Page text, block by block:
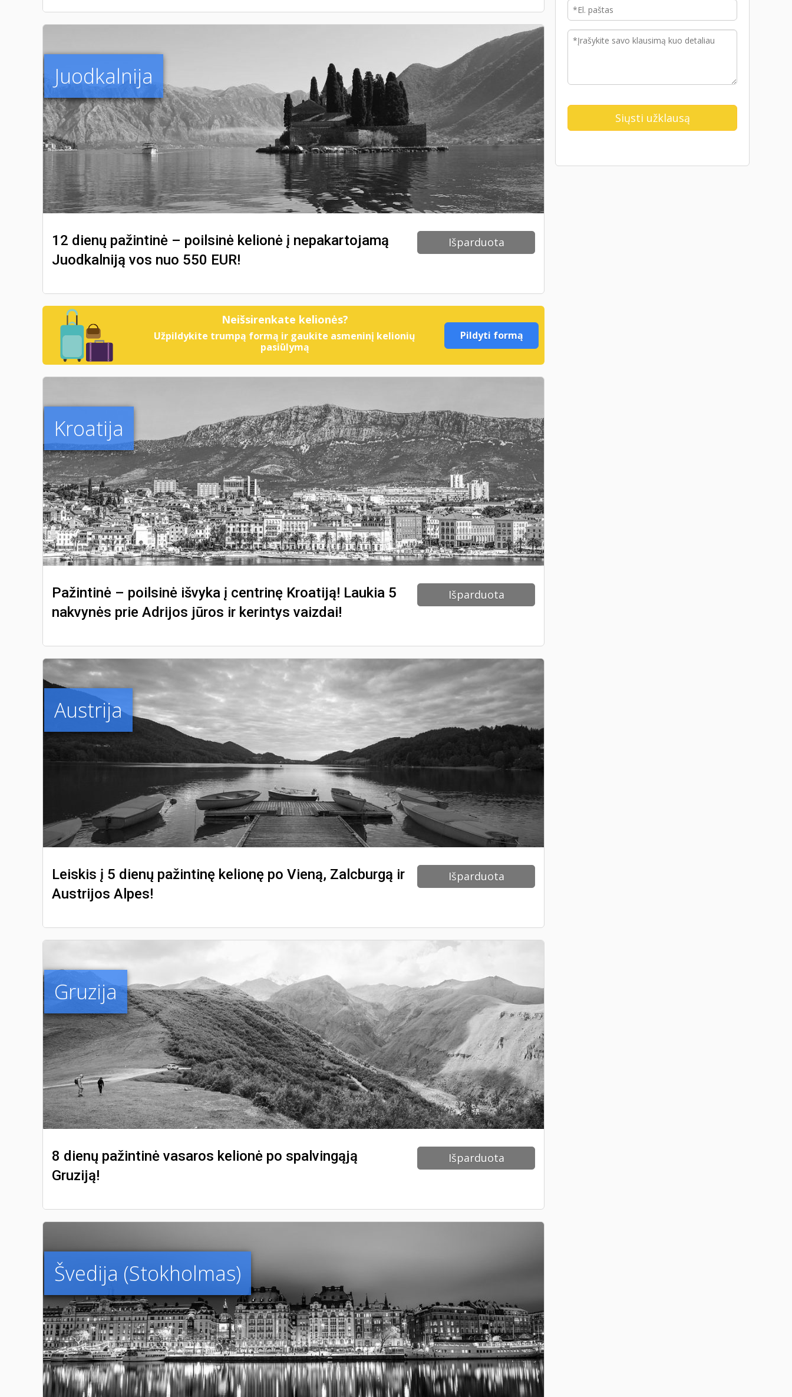
Juodkalnija
12 dienų pažintinė – poilsinė kelionė į nepakartojamą
Juodkalniją vos nuo 550 EUR!
Išparduota
Neišsirenkate kelionės?
Užpildykite trumpą formą ir gaukite asmeninį kelionių
pasiūlymą
Pildyti formą
Kroatija
Pažintinė – poilsinė išvyka į centrinę Kroatiją! Laukia 5
nakvynės prie Adrijos jūros ir kerintys vaizdai!
Išparduota
Austrija
Leiskis į 5 dienų pažintinę kelionę po Vieną, Zalcburgą ir
Austrijos Alpes!
Išparduota
Gruzija
8 dienų pažintinė vasaros kelionė po spalvingąją
Gruziją!
Išparduota
Švedija (Stokholmas)